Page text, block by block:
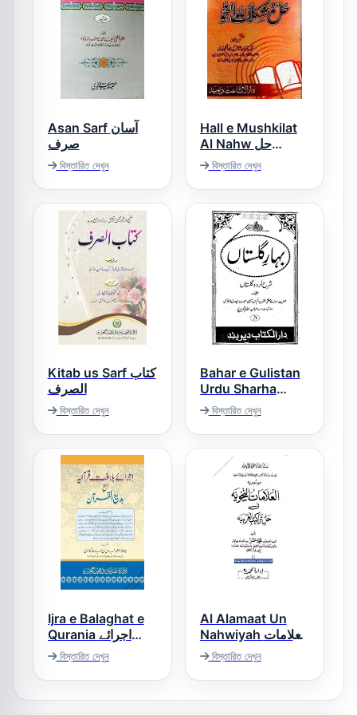
Asan Sarf آسان
صرف
বিস্তারিত দেখুন
Hall e Mushkilat
Al Nahw حل
مشکلات النحو
বিস্তারিত দেখুন
Kitab us Sarf کتاب
الصرف
বিস্তারিত দেখুন
Bahar e Gulistan
Urdu Sharha
Gulistan بہار
گلستاں اردو شرح
گلستاں
বিস্তারিত দেখুন
Ijra e Balaghat e
Qurania اجرائے
بلاغت قرآنیہ
বিস্তারিত দেখুন
Al Alamaat Un
Nahwiyah العلامات
النحویہ
বিস্তারিত দেখুন